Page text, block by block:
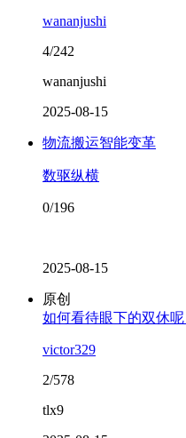
wananjushi
4/242
wananjushi
2025-08-15
物流搬运智能变革
数驱纵横
0/196
2025-08-15
原创
如何看待眼下的双休呢
victor329
2/578
tlx9